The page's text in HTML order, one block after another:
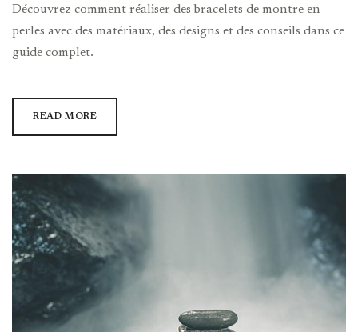
Découvrez comment réaliser des bracelets de montre en
perles avec des matériaux, des designs et des conseils dans ce
guide complet.
READ MORE